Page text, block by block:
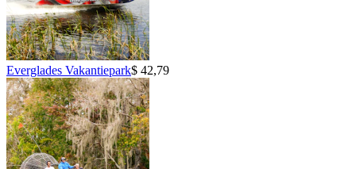
Everglades Vakantiepark$ 42,79